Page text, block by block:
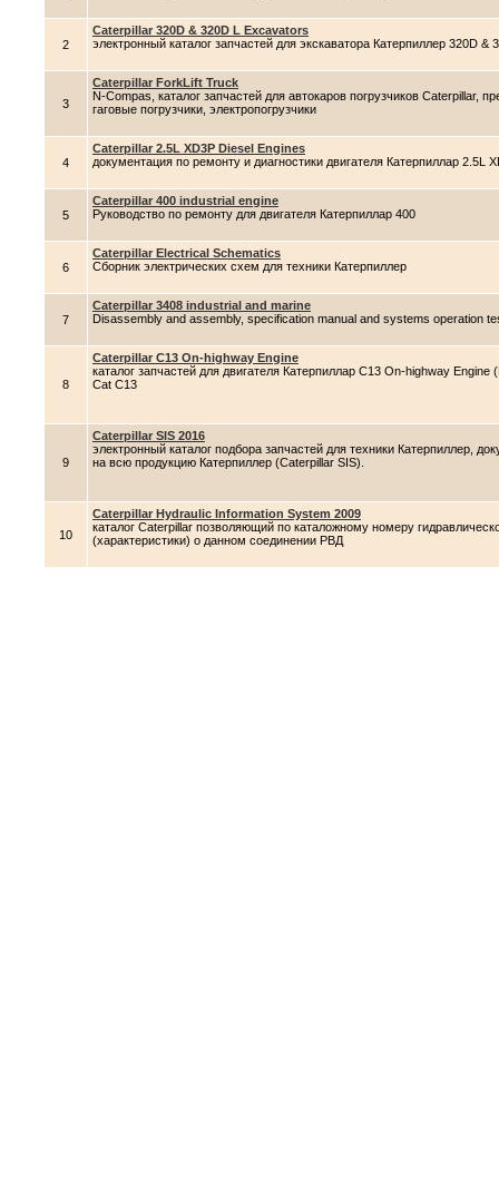
2
Caterpillar 320D & 320D L Excavators
электронный каталог запчастей для экскаватора Катерпиллер 320D &
3
Caterpillar ForkLift Truck
N-Compas, каталог запчастей для автокаров погрузчиков Caterpillar,
гаговые погрузчики, электропогрузчики
4
Caterpillar 2.5L XD3P Diesel Engines
документация по ремонту и диагностики двигателя Катерпиллар 2.5L
5
Caterpillar 400 industrial engine
Руководство по ремонту для двигателя Катерпиллар 400
6
Caterpillar Electrical Schematics
Сборник электрических схем для техники Катерпиллер
7
Caterpillar 3408 industrial and marine
Disassembly and assembly, specification manual and systems operation
8
Caterpillar C13 On-highway Engine
каталог запчастей для двигателя Катерпиллар C13 On-highway
Cat C13
9
Caterpillar SIS 2016
электронный каталог подбора запчастей для техники Катерпиллер,
на всю продукцию Катерпиллер (Caterpillar SIS).
10
Caterpillar Hydraulic Information System 2009
каталог Caterpillar позволяющий по каталожному номеру
(характеристики) о данном соединении РВД